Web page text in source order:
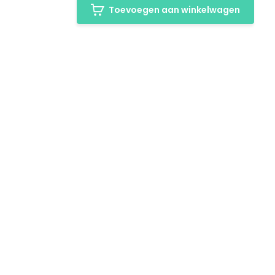
Toevoegen aan winkelwagen